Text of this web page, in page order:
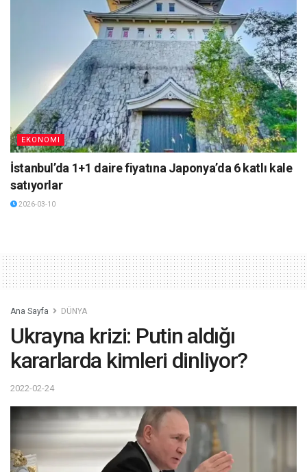
EKONOMI
İstanbul’da 1+1 daire fiyatına Japonya’da 6 katlı kale
satıyorlar
2026-03-10
Ana Sayfa DÜNYA
Ukrayna krizi: Putin aldığı
kararlarda kimleri dinliyor?
2022-02-24